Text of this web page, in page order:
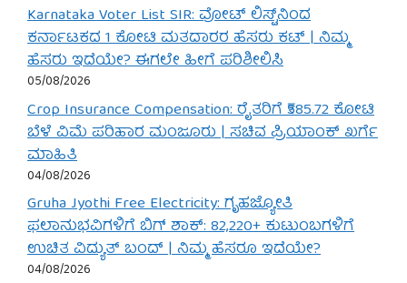
Karnataka Voter List SIR: ವೋಟ್ ಲಿಸ್ಟ್‌ನಿಂದ
ಕರ್ನಾಟಕದ 1 ಕೋಟಿ ಮತದಾರರ ಹೆಸರು ಕಟ್ | ನಿಮ್ಮ
ಹೆಸರು ಇದೆಯೇ? ಈಗಲೇ ಹೀಗೆ ಪರಿಶೀಲಿಸಿ
05/08/2026
Crop Insurance Compensation: ರೈತರಿಗೆ ₹585.72 ಕೋಟಿ
ಬೆಳೆ ವಿಮೆ ಪರಿಹಾರ ಮಂಜೂರು | ಸಚಿವ ಪ್ರಿಯಾಂಕ್ ಖರ್ಗೆ
ಮಾಹಿತಿ
04/08/2026
Gruha Jyothi Free Electricity: ಗೃಹಜ್ಯೋತಿ
ಫಲಾನುಭವಿಗಳಿಗೆ ಬಿಗ್ ಶಾಕ್: 82,220+ ಕುಟುಂಬಗಳಿಗೆ
ಉಚಿತ ವಿದ್ಯುತ್ ಬಂದ್ | ನಿಮ್ಮ ಹೆಸರೂ ಇದೆಯೇ?
04/08/2026